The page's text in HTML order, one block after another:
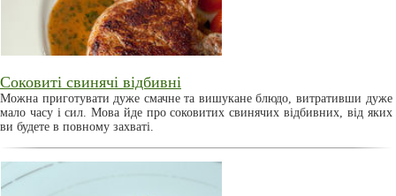
Соковиті свинячі відбивні
Можна приготувати дуже смачне та вишукане блюдо, витративши дуже
мало часу і сил. Мова йде про соковитих свинячих відбивних, від яких
ви будете в повному захваті.